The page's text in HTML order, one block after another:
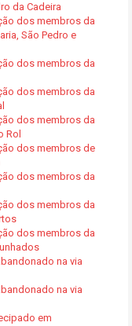
da Cadeira
dos membros da
São Pedro e
dos membros da
dos membros da
dos membros da
Rol
dos membros de
dos membros da
dos membros da
dos membros da
na via
na via
em